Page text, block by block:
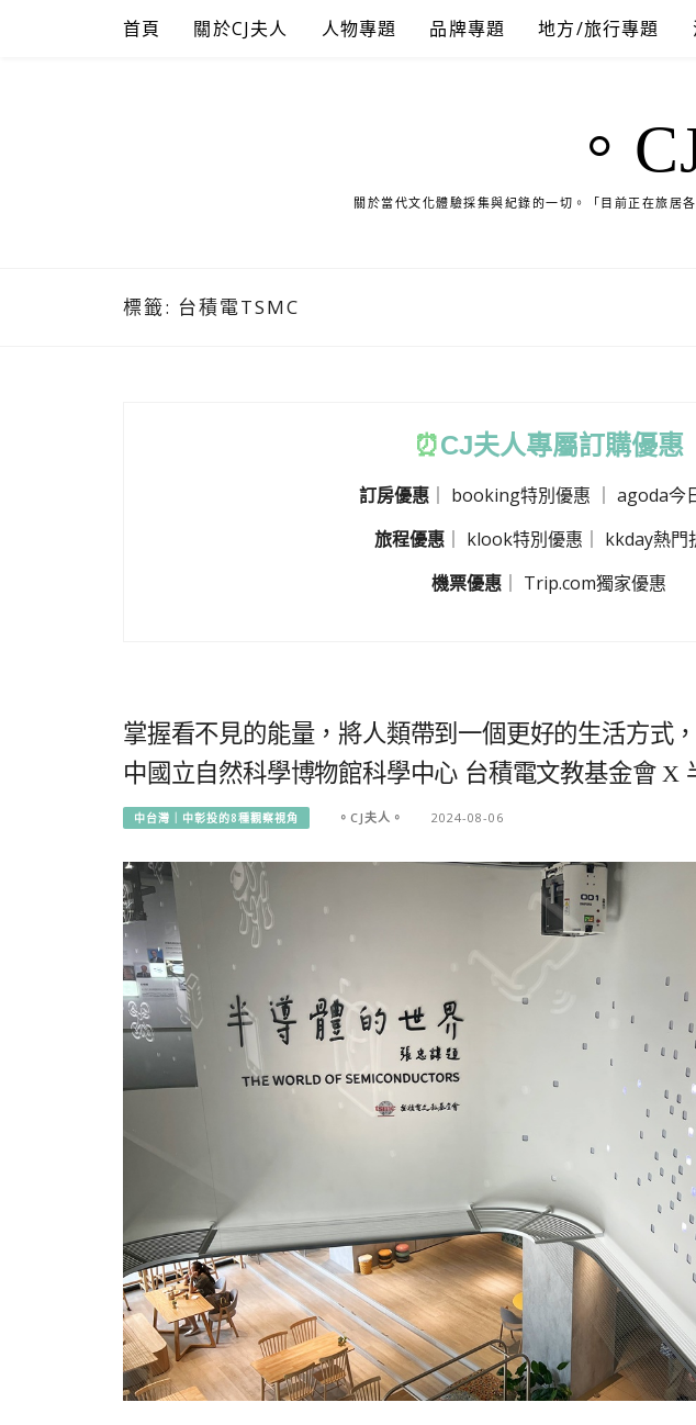
首頁 關於CJ夫人 人物專題 品牌專題 地方/旅行專題
。
關於當代文化體驗採集與紀錄的一切。「目前正在旅居
標籤: 台積電TSMC
⏰CJ夫人專屬訂購優惠
訂房優惠｜ booking特別優惠
agoda今
旅程優惠｜ klook特別優惠
kkday熱門
機票優惠｜ Trip.com獨家優惠
掌握看不見的能量，將人類帶到一個更好的生活方式
中國立自然科學博物館科學中心 台積電文教基金會 X
中台灣｜中彰投的8種觀察視角 。CJ夫人。 2024-08-06